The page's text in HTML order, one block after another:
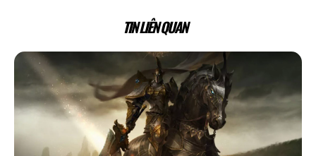
TIN LIÊN QUAN